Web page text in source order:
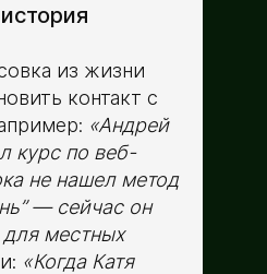
из жизни
контакт с
«Андрей
курс по веб-
не нашел метод
— сейчас он
для местных
«Когда Катя